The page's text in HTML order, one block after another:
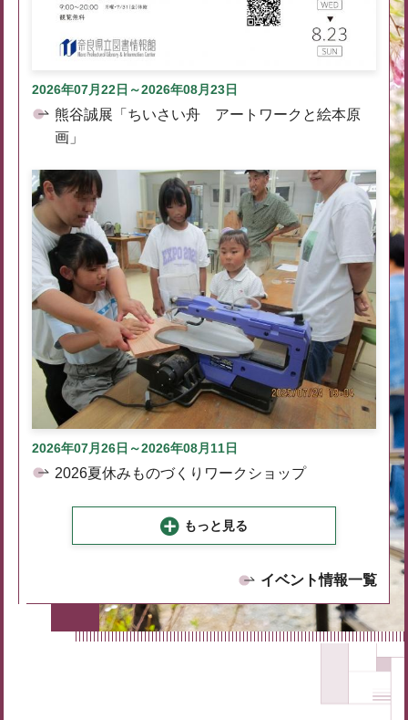
2026年07月22日～2026年08月23日
熊谷誠展「ちいさい舟 アートワークと絵本原
画」
2026年07月26日～2026年08月11日
2026夏休みものづくりワークショップ
もっと見る
イベント情報一覧